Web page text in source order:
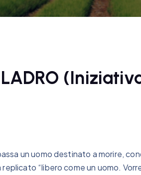
un uomo destinato a morire,
“libero come un uomo.